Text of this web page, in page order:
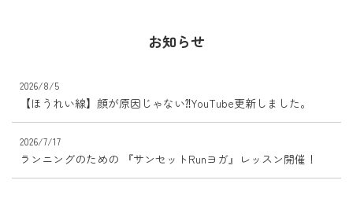
お知らせ
2026/8/5
【ほうれい線】顔が原因じゃない⁈YouTube更新しました。
2026/7/17
ランニングのための 『サンセットRunヨガ』レッスン開催！